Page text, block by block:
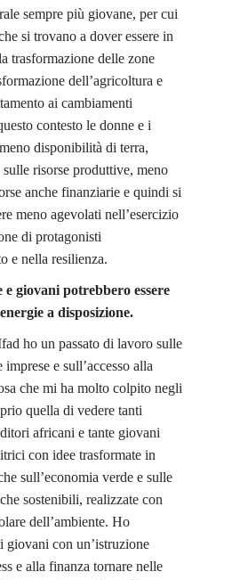
sempre più giovane, per cui
si trovano a dover essere in
trasformazione delle zone
dell’agricoltura e
ai cambiamenti
contesto le donne e i
disponibilità di terra,
risorse produttive, meno
anche finanziarie e quindi si
meno agevolati nell’esercizio
di protagonisti
e nella resilienza.
giovani potrebbero essere
a disposizione.
ho un passato di lavoro sulle
e sull’accesso alla
che mi ha molto colpito negli
quella di vedere tanti
africani e tante giovani
con idee trasformate in
sull’economia verde e sulle
sostenibili, realizzate con
dell’ambiente. Ho
giovani con un’istruzione
e alla finanza tornare nelle